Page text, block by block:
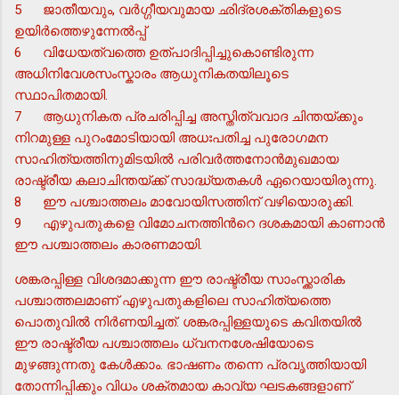
5
ജാതീയവും, വര്‍ഗ്ഗീയവുമായ ഛിദ്രശക്തികളുടെ
ഉയിര്‍ത്തെഴുന്നേല്‍പ്പ്
6
വിധേയത്വത്തെ ഉത്പാദിപ്പിച്ചുകൊണ്ടിരുന്ന
അധിനിവേശസംസ്കാരം ആധുനികതയിലൂടെ
സ്ഥാപിതമായി.
7
ആധുനികത പ്രചരിപ്പിച്ച അസ്തിത്വവാദ ചിന്തയ്ക്കും
നിറമുള്ള പുറംമോടിയായി അധഃപതിച്ച പുരോഗമന
സാഹിത്യത്തിനുമിടയില്‍ പരിവര്‍ത്തനോന്‍മുഖമായ
രാഷ്ട്രീയ കലാചിന്തയ്ക്ക് സാദ്ധ്യതകള്‍ ഏറെയായിരുന്നു.
8
ഈ പശ്ചാത്തലം മാവോയിസത്തിന് വഴിയൊരുക്കി.
9
എഴുപതുകളെ വിമോചനത്തിന്‍റെ ദശകമായി കാണാന്‍
ഈ പശ്ചാത്തലം കാരണമായി.
ശങ്കരപ്പിള്ള വിശദമാക്കുന്ന ഈ രാഷ്ട്രീയ സാംസ്ക്കാരിക
പശ്ചാത്തലമാണ് എഴുപതുകളിലെ സാഹിത്യത്തെ
പൊതുവില്‍ നിര്‍ണയിച്ചത്. ശങ്കരപ്പിള്ളയുടെ കവിതയില്‍
ഈ രാഷ്ട്രീയ പശ്ചാത്തലം ധ്വനനശേഷിയോടെ
മുഴങ്ങുന്നതു കേള്‍ക്കാം. ഭാഷണം തന്നെ പ്രവൃത്തിയായി
തോന്നിപ്പിക്കും വിധം ശക്തമായ കാവ്യ ഘടകങ്ങളാണ്